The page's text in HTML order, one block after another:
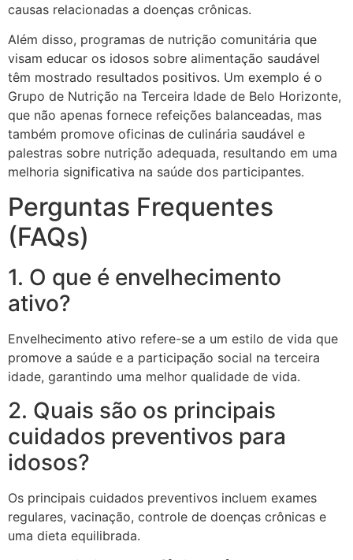
causas relacionadas a doenças crônicas.
Além disso, programas de nutrição comunitária que
visam educar os idosos sobre alimentação saudável
têm mostrado resultados positivos. Um exemplo é o
Grupo de Nutrição na Terceira Idade de Belo Horizonte,
que não apenas fornece refeições balanceadas, mas
também promove oficinas de culinária saudável e
palestras sobre nutrição adequada, resultando em uma
melhoria significativa na saúde dos participantes.
Perguntas Frequentes
(FAQs)
1. O que é envelhecimento
ativo?
Envelhecimento ativo refere-se a um estilo de vida que
promove a saúde e a participação social na terceira
idade, garantindo uma melhor qualidade de vida.
2. Quais são os principais
cuidados preventivos para
idosos?
Os principais cuidados preventivos incluem exames
regulares, vacinação, controle de doenças crônicas e
uma dieta equilibrada.